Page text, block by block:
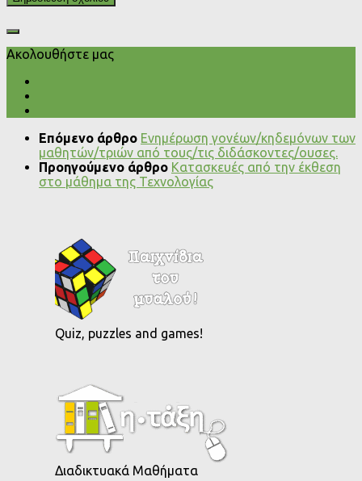
Ακολουθήστε μας
Επόμενο άρθρο Ενημέρωση γονέων/κηδεμόνων των
μαθητών/τριών από τους/τις διδάσκοντες/ουσες.
Προηγούμενο άρθρο Κατασκευές από την έκθεση
στο μάθημα της Τεχνολογίας
Quiz, puzzles and games!
Διαδικτυακά Μαθήματα